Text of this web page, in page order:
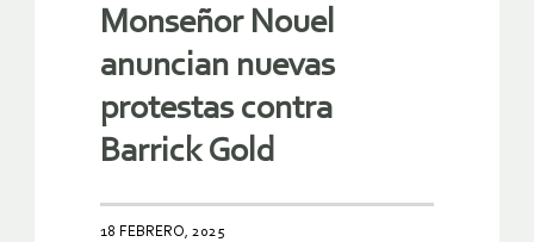
Monseñor Nouel
anuncian nuevas
protestas contra
Barrick Gold
18 FEBRERO, 2025